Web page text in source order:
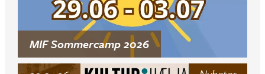
MIF Sommercamp 2026